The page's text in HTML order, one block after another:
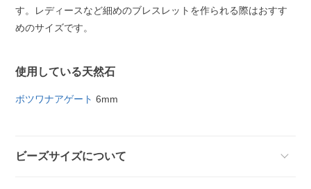
す。レディースなど細めのブレスレットを作られる際はおすす
めのサイズです。
使用している天然石
ボツワナアゲート 6mm
ビーズサイズについて